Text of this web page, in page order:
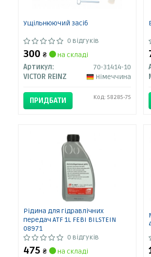
Ущільнюючий засіб
0 відгуків
300 ₴
на складі
Артикул:
70-31414-10
VICTOR REINZ
Німеччина
ПРИДБАТИ Код: 58285-75
Рідина для гідравлічних
передач ATF 1L FEBI BILSTEIN
08971
0 відгуків
475 ₴
на складі